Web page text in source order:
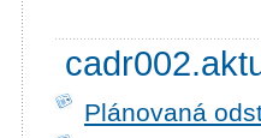
Plánovaná